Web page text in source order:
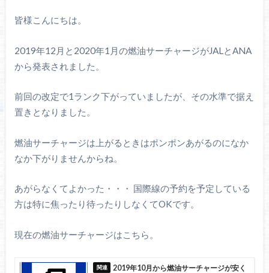
皆様こんにちは。
2019年12月と2020年1月の燃油サーチャージがJALとANA
から発表されました。
前回の改定で1ランク下がっていましたが、その水準で据え
置きとなりました。
燃油サーチャージは上がるときはポンポンあがるのになか
なか下がりませんからね。
あがらなくてよかった・・・ 国際線の予約を予定している
方は特に焦ったり待ったりしなくてOKです。
現在の燃油サーチャージはこちら。
2019年10月から燃油サーチャージが安く